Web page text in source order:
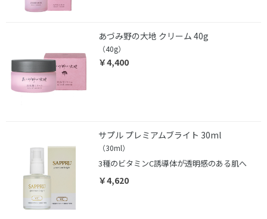
あづみ野の大地 クリーム 40g
（40g）
￥4,400
サプル プレミアムブライト 30ml
（30ml）
3種のビタミンC誘導体が透明感のある肌へ
￥4,620